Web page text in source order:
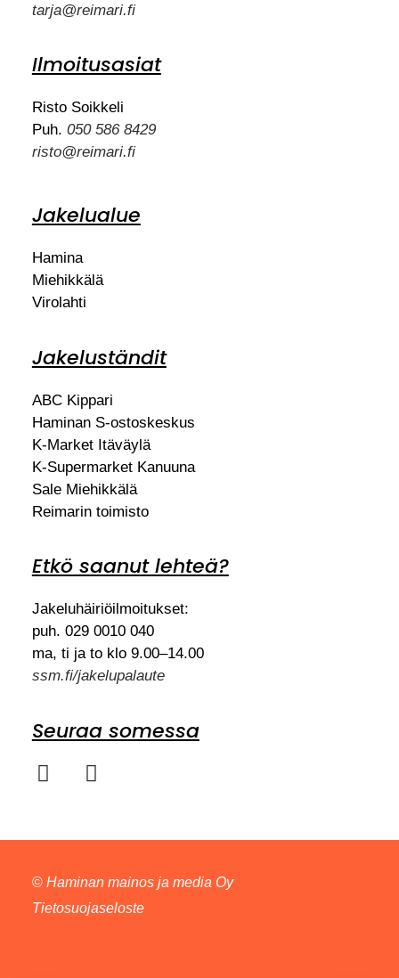
tarja@reimari.fi
Ilmoitusasiat
Risto Soikkeli
Puh. 050 586 8429
risto@reimari.fi
Jakelualue
Hamina
Miehikkälä
Virolahti
Jakeluständit
ABC Kippari
Haminan S-ostoskeskus
K-Market Itäväylä
K-Supermarket Kanuuna
Sale Miehikkälä
Reimarin toimisto
Etkö saanut lehteä?
Jakeluhäiriöilmoitukset:
puh. 029 0010 040
ma, ti ja to klo 9.00–14.00
ssm.fi/jakelupalaute
Seuraa somessa
© Haminan mainos ja media Oy
Tietosuojaseloste